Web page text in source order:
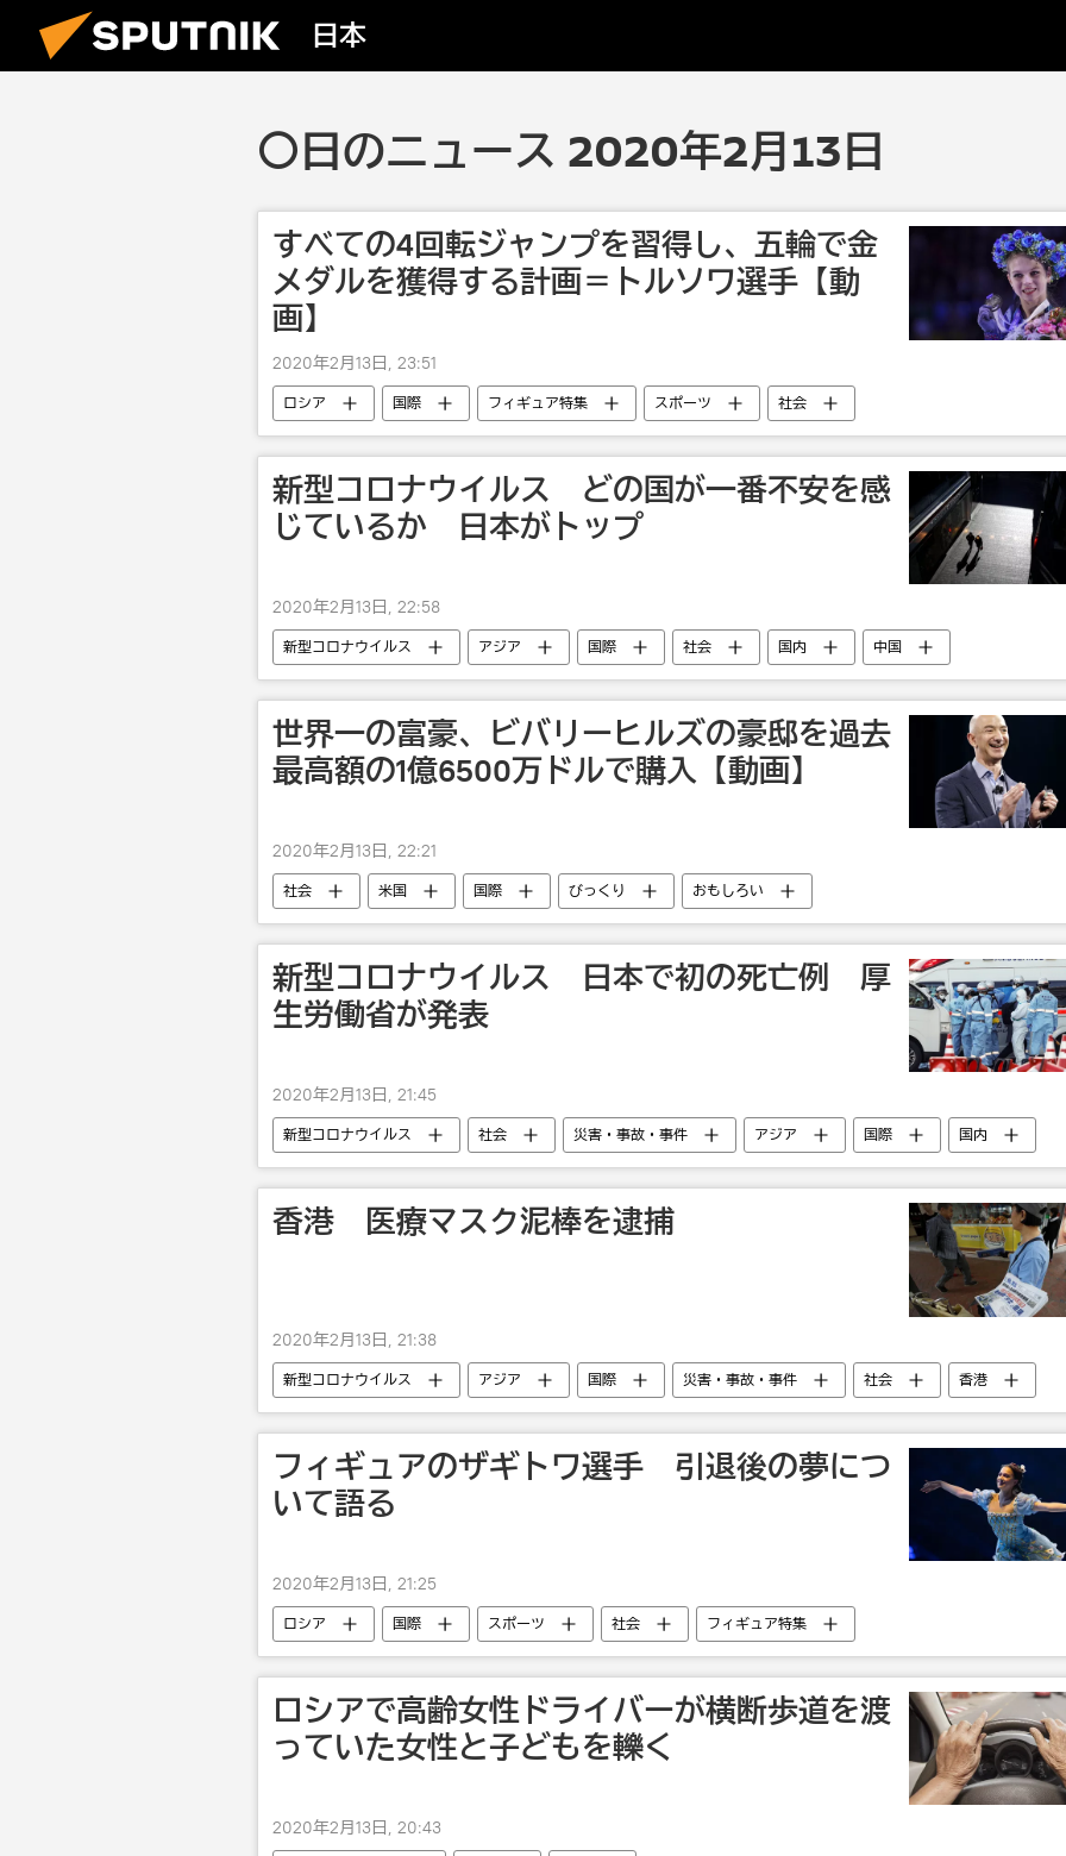
日本
〇日のニュース 2020年2月13日
すべての4回転ジャンプを習得し、五輪で金
メダルを獲得する計画＝トルソワ選手【動
画】
2020年2月13日, 23:51
ロシア 国際 フィギュア特集 スポーツ
社会
フィギュアスケート
アレクサンドラ・トルソワ
新型コロナウイルス どの国が一番不安を感
じているか 日本がトップ
2020年2月13日, 22:58
新型コロナウイルス アジア 国際 社会 国内 中国
世界一の富豪、ビバリーヒルズの豪邸を過去
最高額の1億6500万ドルで購入【動画】
2020年2月13日, 22:21
社会 米国 国際 びっくり おもしろい
新型コロナウイルス 日本で初の死亡例 厚
生労働省が発表
2020年2月13日, 21:45
新型コロナウイルス 社会 災害・事故・事件 アジア 国際 国内
香港 医療マスク泥棒を逮捕
2020年2月13日, 21:38
新型コロナウイルス アジア 国際 災害・事故・事件 社会 香港
フィギュアのザギトワ選手 引退後の夢につ
いて語る
2020年2月13日, 21:25
ロシア 国際 スポーツ 社会
フィギュア特集
フィギュアスケート
アリーナ・ザギトワ
ロシアで高齢女性ドライバーが横断歩道を渡
っていた女性と子どもを轢く
2020年2月13日, 20:43